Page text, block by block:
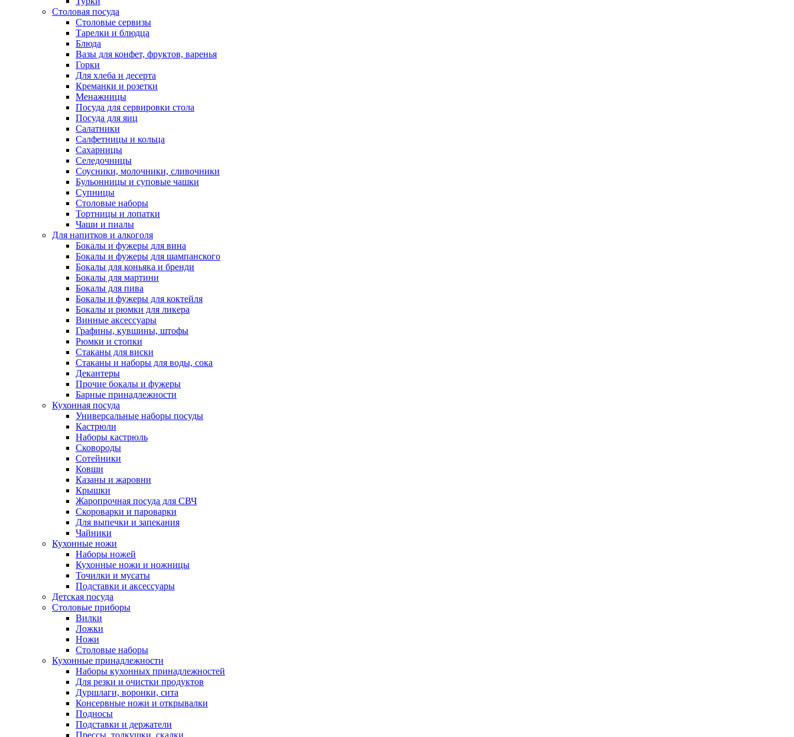
Столовая посуда
Столовые сервизы
Тарелки и блюдца
Блюда
Вазы для конфет, фруктов, варенья
Горки
Для хлеба и десерта
Креманки и розетки
Менажницы
Посуда для сервировки стола
Посуда для яиц
Салатники
Салфетницы и кольца
Сахарницы
Селедочницы
Соусники, молочники, сливочники
Бульонницы и суповые чашки
Супницы
Столовые наборы
Тортницы и лопатки
Чаши и пиалы
Для напитков и алкоголя
Бокалы и фужеры для вина
Бокалы и фужеры для шампанского
Бокалы для коньяка и бренди
Бокалы для мартини
Бокалы для пива
Бокалы и фужеры для коктейля
Бокалы и рюмки для ликера
Винные аксессуары
Графины, кувшины, штофы
Рюмки и стопки
Стаканы для виски
Стаканы и наборы для воды, сока
Декантеры
Прочие бокалы и фужеры
Барные принадлежности
Кухонная посуда
Универсальные наборы посуды
Кастрюли
Наборы кастрюль
Сковороды
Сотейники
Ковши
Казаны и жаровни
Крышки
Жаропрочная посуда для СВЧ
Скороварки и пароварки
Для выпечки и запекания
Чайники
Кухонные ножи
Наборы ножей
Кухонные ножи и ножницы
Точилки и мусаты
Подставки и аксессуары
Детская посуда
Столовые приборы
Вилки
Ложки
Ножи
Столовые наборы
Кухонные принадлежности
Наборы кухонных принадлежностей
Для резки и очистки продуктов
Дуршлаги, воронки, сита
Консервные ножи и открывалки
Подносы
Подставки и держатели
Прессы, толкушки, скалки